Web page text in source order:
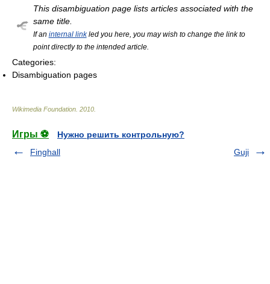
This disambiguation page lists articles associated with the
same title.
If an internal linkled you here, you may wish to change the link to
point directly to the intended article.
Categories:
Disambiguation pages
Wikimedia Foundation 2010
Игры ⚽
Нужно решить контрольную?
Finghall
Guji